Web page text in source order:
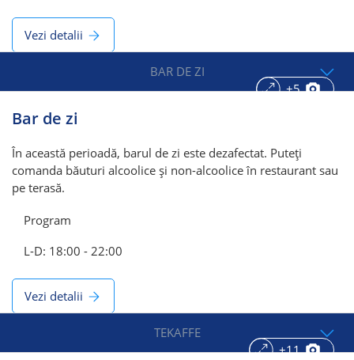
Vezi detalii
BAR DE ZI
+5
Bar de zi
În această perioadă, barul de zi este dezafectat. Puteți
comanda băuturi alcoolice și non-alcoolice în restaurant sau
pe terasă.
Program
L-D: 18:00 - 22:00
Vezi detalii
TEKAFFE
+11